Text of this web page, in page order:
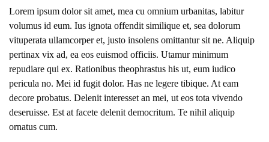
Lorem ipsum dolor sit amet, mea cu omnium urbanitas, labitur
volumus id eum. Ius ignota offendit similique et, sea dolorum
vituperata ullamcorper et, justo insolens omittantur sit ne. Aliquip
pertinax vix ad, ea eos euismod officiis. Utamur minimum
repudiare qui ex. Rationibus theophrastus his ut, eum iudico
pericula no. Mei id fugit dolor. Has ne legere tibique. At eam
decore probatus. Delenit interesset an mei, ut eos tota vivendo
deseruisse. Est at facete delenit democritum. Te nihil aliquip
ornatus cum.